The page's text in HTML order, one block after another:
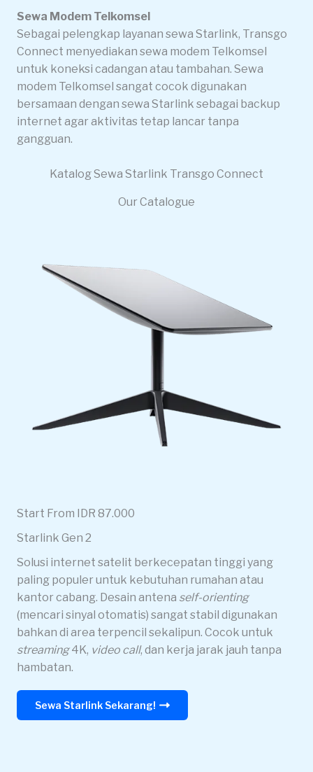
Sewa Modem Telkomsel
Sebagai pelengkap layanan sewa Starlink, Transgo
Connect menyediakan sewa modem Telkomsel
untuk koneksi cadangan atau tambahan. Sewa
modem Telkomsel sangat cocok digunakan
bersamaan dengan sewa Starlink sebagai backup
internet agar aktivitas tetap lancar tanpa
gangguan.
Katalog Sewa Starlink Transgo Connect
Our Catalogue
Start From IDR 87.000
Starlink Gen 2
Solusi internet satelit berkecepatan tinggi yang
paling populer untuk kebutuhan rumahan atau
kantor cabang. Desain antena self-orienting
(mencari sinyal otomatis) sangat stabil digunakan
bahkan di area terpencil sekalipun. Cocok untuk
streaming4K, video call, dan kerja jarak jauh tanpa
hambatan.
Sewa Starlink Sekarang!